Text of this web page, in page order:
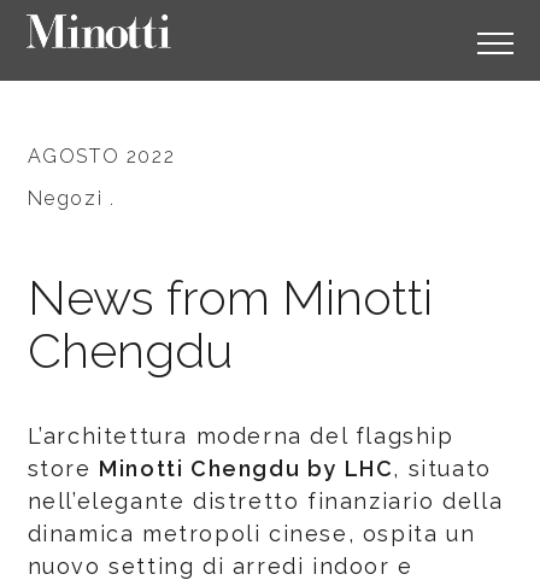
AGOSTO 2022
Negozi .
News from Minotti
Chengdu
L’architettura moderna del flagship
store Minotti Chengdu by LHC, situato
nell’elegante distretto finanziario della
dinamica metropoli cinese, ospita un
nuovo setting di arredi indoor e